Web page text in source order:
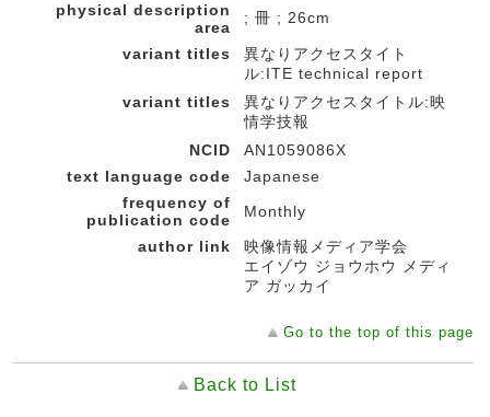
physical description
area
; 冊 ; 26cm
variant titles
異なりアクセスタイト
ル:ITE technical report
variant titles
異なりアクセスタイトル:映
情学技報
NCID
AN1059086X
text language code
Japanese
frequency of
publication code
Monthly
author link
映像情報メディア学会
エイゾウ ジョウホウ メディ
ア ガッカイ
Go to the top of this page
Back to List